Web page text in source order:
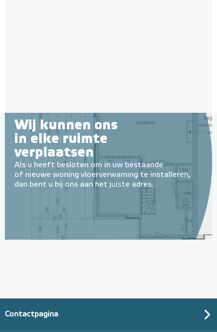
Multifunctionele contactlijm
€ 9,25
Wij kunnen ons
in elke ruimte
verplaatsen
Als u heeft besloten om in uw bestaande
of nieuwe woning vloerverwaming te installeren,
dan bent u bij ons aan het juiste adres.
Contactpagina